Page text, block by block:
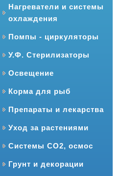
Нагреватели и системы
охлаждения
Помпы - циркуляторы
У.Ф. Стерилизаторы
Освещение
Корма для рыб
Препараты и лекарства
Уход за растениями
Системы CO2, осмос
Грунт и декорации